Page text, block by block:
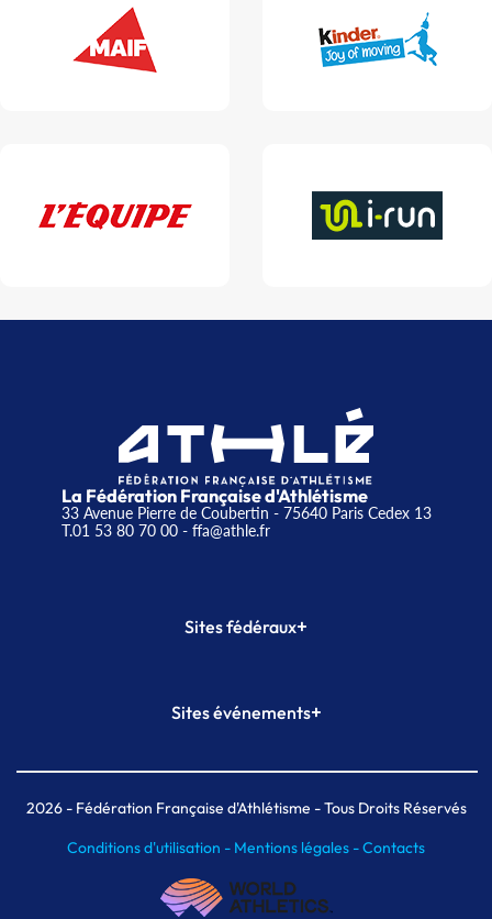
La Fédération Française d'Athlétisme
33 Avenue Pierre de Coubertin - 75640 Paris Cedex 13
T.01 53 80 70 00- ffa@athle.fr
Sites fédéraux+
Plateforme Formation
Sites événements+
Meeting de Paris indoor
MAIF Ekiden de Paris
2026- Fédération Française d'Athlétisme - Tous Droits Réservés
Conditions d'utilisation - Mentions légales -Contacts